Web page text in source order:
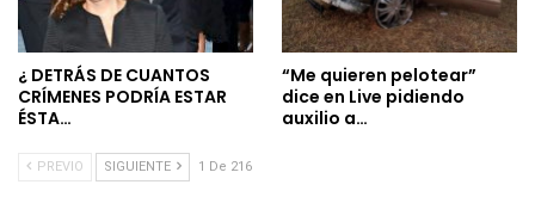
¿ DETRÁS DE CUANTOS
CRÍMENES PODRÍA ESTAR
ÉSTA…
“Me quieren pelotear”
dice en Live pidiendo
auxilio a…
PREVIO SIGUIENTE 1 De 216